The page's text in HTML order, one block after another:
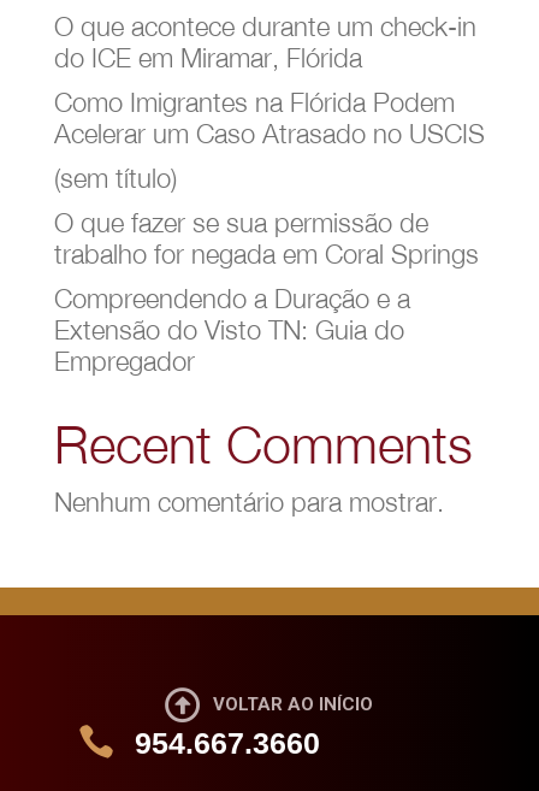
O que acontece durante um check-in
do ICE em Miramar, Flórida
Como Imigrantes na Flórida Podem
Acelerar um Caso Atrasado no USCIS
(sem título)
O que fazer se sua permissão de
trabalho for negada em Coral Springs
Compreendendo a Duração e a
Extensão do Visto TN: Guia do
Empregador
Recent Comments
Nenhum comentário para mostrar.
 VOLTAR AO INÍCIO
 954.667.3660